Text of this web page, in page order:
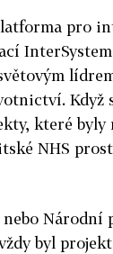
pro
Když
které byly
NHS
Národní
byl